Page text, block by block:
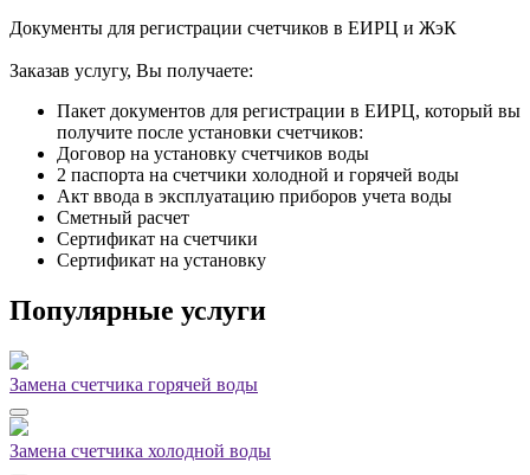
Документы для регистрации счетчиков в ЕИРЦ и ЖэК
Заказав услугу, Вы получаете:
Пакет документов для регистрации в ЕИРЦ, который вы
получите после установки счетчиков:
Договор на установку счетчиков воды
2 паспорта на счетчики холодной и горячей воды
Акт ввода в эксплуатацию приборов учета воды
Сметный расчет
Сертификат на счетчики
Сертификат на установку
Популярные услуги
Замена счетчика горячей воды
Замена счетчика холодной воды